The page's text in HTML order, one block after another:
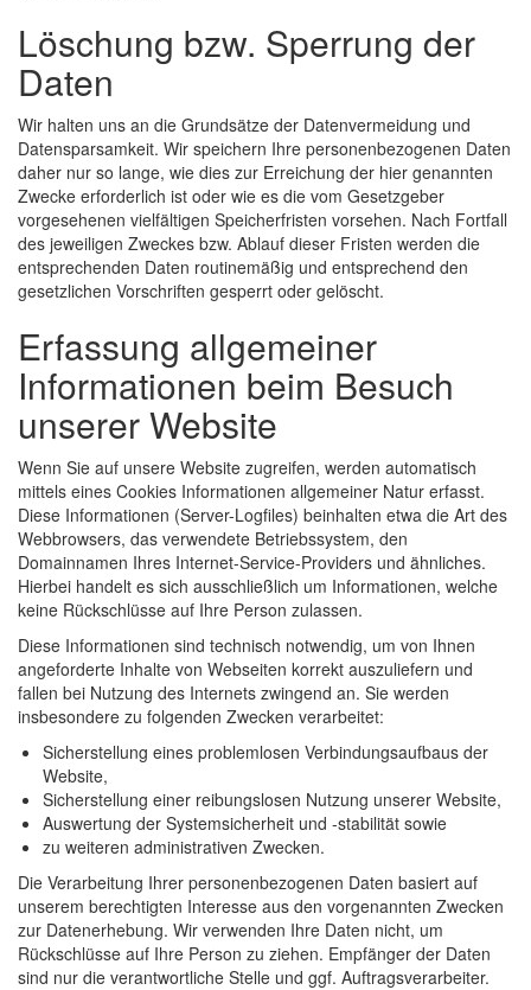
Löschung bzw. Sperrung der
Daten
Wir halten uns an die Grundsätze der Datenvermeidung und
Datensparsamkeit. Wir speichern Ihre personenbezogenen Daten
daher nur so lange, wie dies zur Erreichung der hier genannten
Zwecke erforderlich ist oder wie es die vom Gesetzgeber
vorgesehenen vielfältigen Speicherfristen vorsehen. Nach Fortfall
des jeweiligen Zweckes bzw. Ablauf dieser Fristen werden die
entsprechenden Daten routinemäßig und entsprechend den
gesetzlichen Vorschriften gesperrt oder gelöscht.
Erfassung allgemeiner
Informationen beim Besuch
unserer Website
Wenn Sie auf unsere Website zugreifen, werden automatisch
mittels eines Cookies Informationen allgemeiner Natur erfasst.
Diese Informationen (Server-Logfiles) beinhalten etwa die Art des
Webbrowsers, das verwendete Betriebssystem, den
Domainnamen Ihres Internet-Service-Providers und ähnliches.
Hierbei handelt es sich ausschließlich um Informationen, welche
keine Rückschlüsse auf Ihre Person zulassen.
Diese Informationen sind technisch notwendig, um von Ihnen
angeforderte Inhalte von Webseiten korrekt auszuliefern und
fallen bei Nutzung des Internets zwingend an. Sie werden
insbesondere zu folgenden Zwecken verarbeitet:
Sicherstellung eines problemlosen Verbindungsaufbaus der
Website,
Sicherstellung einer reibungslosen Nutzung unserer Website,
Auswertung der Systemsicherheit und -stabilität sowie
zu weiteren administrativen Zwecken.
Die Verarbeitung Ihrer personenbezogenen Daten basiert auf
unserem berechtigten Interesse aus den vorgenannten Zwecken
zur Datenerhebung. Wir verwenden Ihre Daten nicht, um
Rückschlüsse auf Ihre Person zu ziehen. Empfänger der Daten
sind nur die verantwortliche Stelle und ggf. Auftragsverarbeiter.